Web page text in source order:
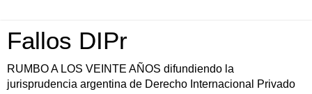
Fallos DIPr
RUMBO A LOS VEINTE AÑOS difundiendo la
jurisprudencia argentina de Derecho Internacional Privado